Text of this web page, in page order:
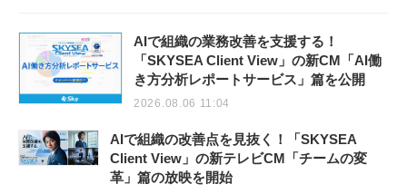
AIで組織の業務改善を支援する！
「SKYSEA Client View」の新CM「AI働
き方分析レポートサービス」篇を公開
2026.08.06 11:04
AIで組織の改善点を見抜く！「SKYSEA
Client View」の新テレビCM「チームの変
革」篇の放映を開始